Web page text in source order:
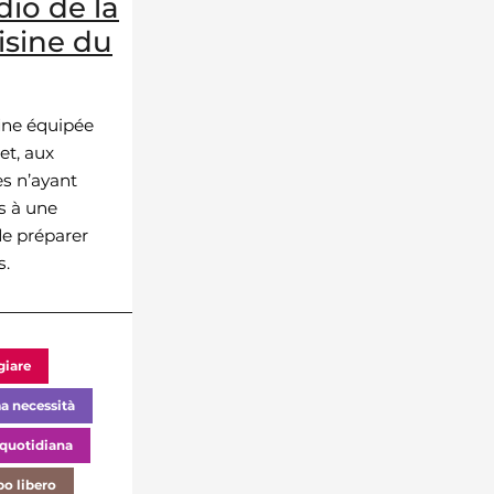
de la
du
équipée
aux
n’ayant
à une
préparer
necessità
libero